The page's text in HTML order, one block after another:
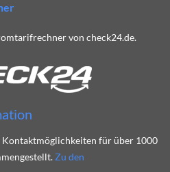
von check24.de.
für über 1000
Zu den